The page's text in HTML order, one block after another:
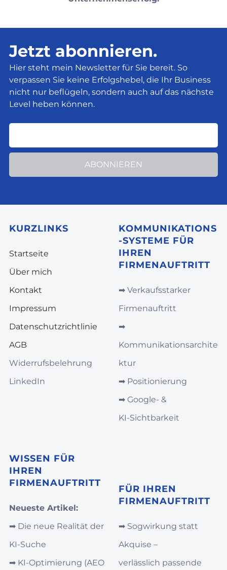
Jetzt abonnieren.
Hier steht mein Newsletter für Sie bereit. So
verpassen Sie keine Erfolgshebel, die Ihr Business
nicht nur beflügeln, sondern auch auf das nächste
Level heben können.
ABONNIEREN
KURZLINKS
Startseite
Über mich
Kontakt
Impressum
Datenschutzrichtlinie
AGB
Widerrufsbelehrung
LinkedIn
WISSEN FÜR
IHREN
FIRMENAUFTRITT
Neueste Artikel:
➡︎ Die neue Realität der
KI-Suche
➡︎ KI‑Optimierung (AEO
KOMMUNIKATIONS
-SYSTEME FÜR
IHREN
FIRMENAUFTRITT
➡︎ Verkaufsstarker
Firmenauftritt
➡︎
Kommunikationsarchite
ktur
➡︎ Positionierung
➡︎ Google‑ &
KI‑Sichtbarkeit
FÜR IHREN
FIRMENAUFTRITT
➡︎ Sogwirkung statt
Akquise –
verlässlich passende